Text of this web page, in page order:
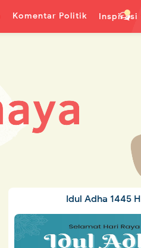
Komentar Politik Inspirasi
Idul Adha 1445 H